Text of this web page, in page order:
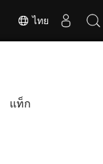
ไทย
แท็ก